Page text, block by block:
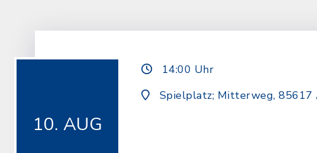
10. AUG
14:00 Uhr
Spielplatz; Mitterweg, 85617